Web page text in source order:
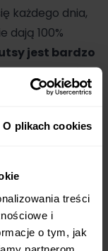
O plikach cookies
treści
i
o tym, jak
partnerom
każdego dnia,
dają 100%
jest bardzo
w
w swojej
jedynie
się
o
. Od
będzie dla